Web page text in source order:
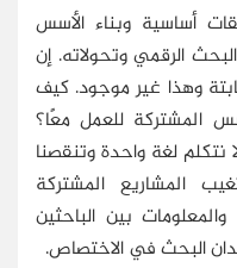
أساسية وبناء الأسس
الرقمي وتحولاته. إن
وهذا غير موجود. كيف
المشتركة للعمل معًا؟
لغة واحدة وتنقصنا
المشاريع المشتركة
بين الباحثين
البحث في الاختصاص.